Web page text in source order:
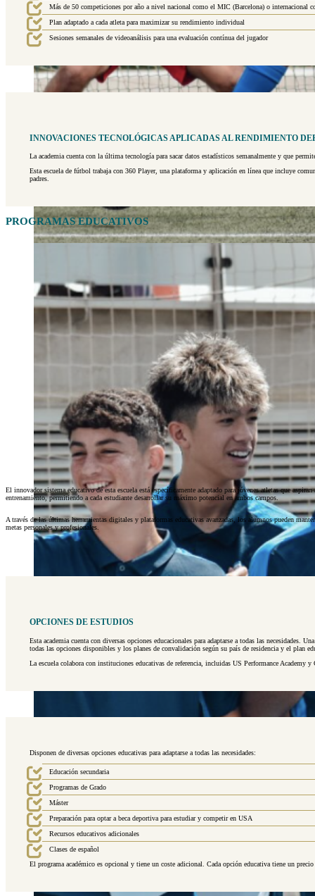
Más de 50 competiciones por año a nivel nacional como el MIC (Barcelona) o
Plan adaptado a cada atleta para maximizar su rendimiento individual
Sesiones semanales de videoanálisis para una evaluación contínua del jugador
INNOVACIONES TECNOLÓGICAS APLICADAS AL RENDIMIENTO
La academia cuenta con la última tecnología para sacar datos estadísticos semanalmente y que
Esta escuela de fútbol trabaja con 360 Player, una plataforma y aplicación en línea que incluye
padres.
PROGRAMAS EDUCATIVOS
El innovador sistema educativo de esta escuela está específicamente adaptado para jóvenes atletas que
entrenamiento, permitiendo a cada estudiante desarrollar su máximo potencial en ambos campos.
A través de las últimas herramientas digitales y plataformas educativas avanzadas, los alumnos pueden
metas personales y profesionales.
OPCIONES DE ESTUDIOS
Esta academia cuenta con diversas opciones educacionales para adaptarse a todas las
todas las opciones disponibles y los planes de convalidación según su país de residencia y el plan
La escuela colabora con instituciones educativas de referencia, incluidas US Performance
Disponen de diversas opciones educativas para adaptarse a todas las necesidades:
Educación secundaria
Programas de Grado
Máster
Preparación para optar a beca deportiva para estudiar y competir en USA
Recursos educativos adicionales
Clases de español
El programa académico es opcional y tiene un coste adicional. Cada opción educativa tiene un